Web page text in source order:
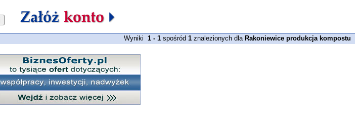
Wyniki 1 - 1 spośród 1 znalezionych dla Rakoniewice produkcja kompostu